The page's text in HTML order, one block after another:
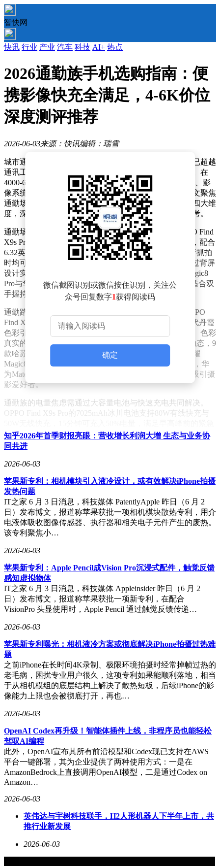
智快网
快讯 行业 产业 汽车 科技 AI+ 热点
2026通勤族手机选购指南：便
携影像快充全满足，4-6K价位
深度测评推荐
2026-06-03来源：快讯编辑：瑞雪
城市通勤族每天穿梭于地铁、公交与街道之间，手机早已超越
通讯工具的范畴，成为记录生活、提升效率的核心装备。在
4000-6000元的主流价位段，消费者对单手操作的便捷性、影
像系统的实用性、充电速度的高效性有着明确需求。本文聚焦
通勤场景，从便携性、影像能力、续航快充、系统体验四大维
度，深度对比四款旗舰机型，为通勤族选机提供实用参考。
通勤场景下，手机宽度直接影响单手操作舒适度。OPPO Find
X9s Pro以71.72mm宽度、198g重量成为“单手操控标杆”，配合
6.32英寸直面屏与1.1mm极窄边框，在地铁刷消息或步行抓拍
时均可轻松掌控。小米17 Pro虽采用6.3英寸屏幕，但通过背屏
设计实现交互创新，为小屏爱好者提供新选择；荣耀Magic8
Pro与华为Mate 80 Pro因宽度超75mm、重量超210g，更适合双
手握持。
通勤路上的光影变化对手机影像系统提出严苛考验。OPPO
Find X9s Pro搭载哈苏双2亿像素主摄与长焦，配合第二代丹霞
色彩引擎，在阴天街道或夜间霓虹中均可输出细节丰富、色彩
真实的照片。其4K超清实况功能可捕捉快门前后1.5秒动态，9
款哈苏大师胶片模式则让用户一键获得专业级影调。荣耀
Magic8 Pro的2亿像素超夜神长焦在远摄细节上表现突出，华
为Mate 80 Pro的第二代红枫影像系统则以独特色彩风格吸引摄
影爱好者。
通勤族的电量焦虑需通过大容量电池与快速充电共同解决。
OPPO Find X9s Pro的7025mAh冰川电池支持80W有线快充与
补电需求。荣耀Magic8 Pro虽配备7200mAh电池与120W快
充，但机身厚度达8.32mm；华为Mate 80 Pro的5750mAh电池
池则平衡了性能与续航。
ColorOS 16在OPPO Find X9s Pro上展现出强大的场景适配能
力：AI旅行合集可自动整理机票、酒店信息，AI菜单翻译支
持83种语言实时转换，1nit护眼屏通过六档亮度调节适应地
铁、办公室等不同光线环境。华为Mate 80 Pro的天通卫星通信
与北斗消息功能为户外工作者提供安全保障，荣耀Magic8 Pro
的GPU Turbo X技术则强化了游戏场景性能，小米17 Pro的骁
若追求便携性与影像综合实力，OPPO Find X9s Pro的“哈苏双
2亿+黄金尺寸”组合可无缝融入通勤场景；长焦拍摄爱好者可
选荣耀Magic8 Pro，卫星通信刚需用户可关注华为Mate 80
Pro，注重性价比与创新设计的用户则可考虑小米17 Pro。通勤
手机的本质是“生活工具”，选择时需优先考量握持舒适度、充
电便捷性以及影像系统的实用场景覆盖能力。
微信截图识别或微信按住识别，关注公
众号回复数字1获得阅读码
确定
知乎2026年首季财报亮眼：营收增长利润大增 生态与业务协
同共进
2026-06-03
苹果新专利：相机模块引入液冷设计，或有效解决iPhone拍摄
发热问题
IT之家 6 月 3 日消息，科技媒体 PatentlyApple 昨日（6 月 2
日）发布博文，报道称苹果获批一项相机模块散热专利，用介
电液体吸收图像传感器、执行器和相关电子元件产生的废热。
该专利聚焦小…
2026-06-03
苹果新专利：Apple Pencil成Vision Pro沉浸式配件，触觉反馈
感知虚拟物体
IT之家 6 月 3 日消息，科技媒体 Appleinsider 昨日（6 月 2
日）发布博文，报道称苹果获批一项新专利，在配合
VisionPro 头显使用时，Apple Pencil 通过触觉反馈传递…
2026-06-03
苹果新专利曝光：相机液冷方案或彻底解决iPhone拍摄过热难
题
之前iPhone在长时间4K录制、极限环境拍摄时经常掉帧过热的
老毛病，困扰专业用户很久，这项专利如果能顺利落地，相当
于从相机模组的底层结构上解决了散热短板，后续iPhone的影
像能力上限也会被彻底打开，再也…
2026-06-03
OpenAI Codex再升级！智能体插件上线，非程序员也能轻松
驾驭AI编程
此外，OpenAI宣布其所有前沿模型和Codex现已支持在AWS
平台一键部署，其为企业提供了两种使用方式：一是在
AmazonBedrock上直接调用OpenAI模型，二是通过Codex on
Amazon…
2026-06-03
英伟达与宇树科技联手，H2人形机器人下半年上市，共
推行业新发展
2026-06-03